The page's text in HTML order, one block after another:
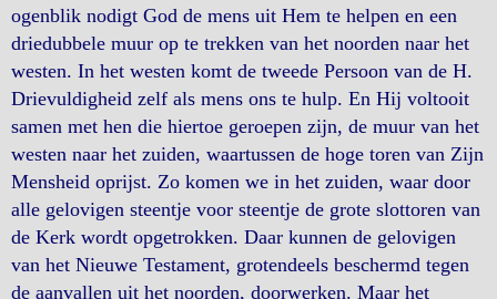
ogenblik nodigt God de mens uit Hem te helpen en een
driedubbele muur op te trekken van het noorden naar het
westen. In het westen komt de tweede Persoon van de H.
Drievuldigheid zelf als mens ons te hulp. En Hij voltooit
samen met hen die hiertoe geroepen zijn, de muur van het
westen naar het zuiden, waartussen de hoge toren van Zijn
Mensheid oprijst. Zo komen we in het zuiden, waar door
alle gelovigen steentje voor steentje de grote slottoren van
de Kerk wordt opgetrokken. Daar kunnen de gelovigen
van het Nieuwe Testament, grotendeels beschermd tegen
de aanvallen uit het noorden, doorwerken. Maar het